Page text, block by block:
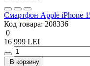
Смартфон Apple iPhone
Код товара: 208336
0
16 999 LEI
В корзину